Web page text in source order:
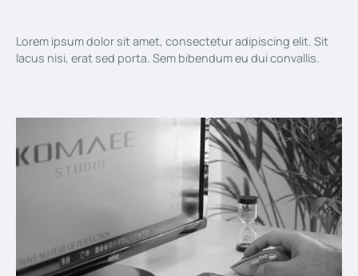
Lorem ipsum dolor sit amet, consectetur adipiscing elit. Sit
lacus nisi, erat sed porta. Sem bibendum eu dui convallis.